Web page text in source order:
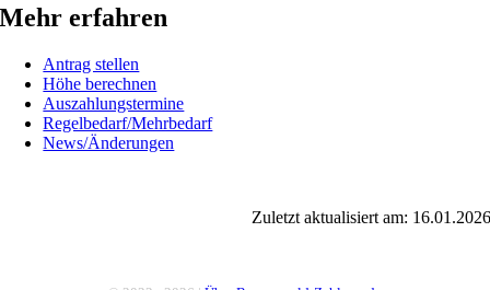
Mehr erfahren
Antrag stellen
Höhe berechnen
Auszahlungstermine
Regelbedarf/Mehrbedarf
News/Änderungen
Zuletzt aktualisiert am: 16.01.2026